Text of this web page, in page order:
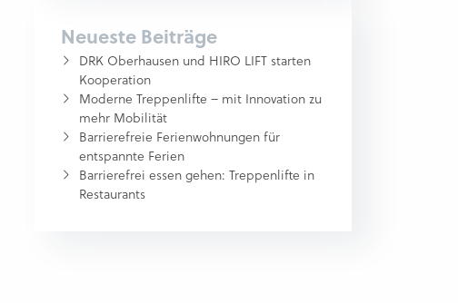
Neueste Beiträge
DRK Oberhausen und HIRO LIFT starten
Kooperation
Moderne Treppenlifte – mit Innovation zu
mehr Mobilität
Barrierefreie Ferienwohnungen für
entspannte Ferien
Barrierefrei essen gehen: Treppenlifte in
Restaurants